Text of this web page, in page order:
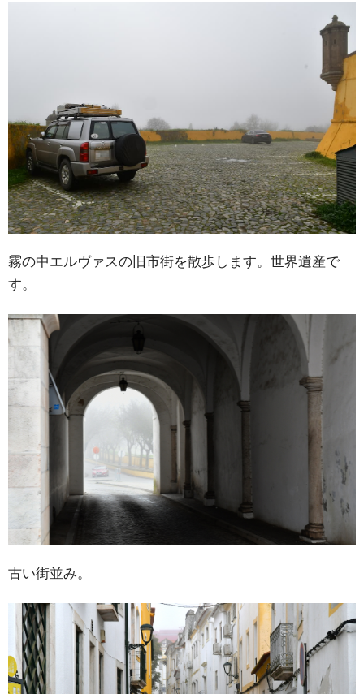
霧の中エルヴァスの旧市街を散歩します。世界遺産で
す。
古い街並み。